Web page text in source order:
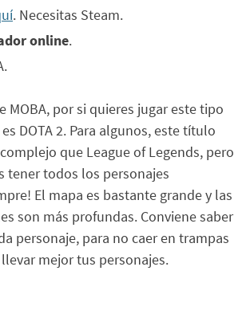
. Necesitas Steam.
online.
MOBA, por si quieres jugar este tipo
DOTA 2. Para algunos, este título
que League of Legends, pero
tener todos los personajes
El mapa es bastante grande y las
son más profundas. Conviene saber
personaje, para no caer en trampas
mejor tus personajes.